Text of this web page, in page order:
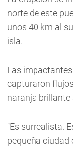
norte de este
unos 40 km al
isla.
Las
capturaron
naranja brillante
"Es surrealista.
pequeña ciudad